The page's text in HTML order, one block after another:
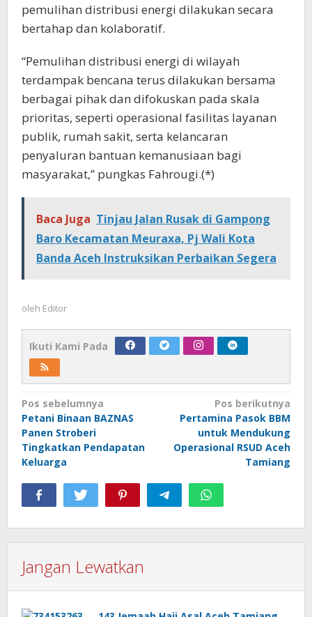
pemulihan distribusi energi dilakukan secara
bertahap dan kolaboratif.
“Pemulihan distribusi energi di wilayah
terdampak bencana terus dilakukan bersama
berbagai pihak dan difokuskan pada skala
prioritas, seperti operasional fasilitas layanan
publik, rumah sakit, serta kelancaran
penyaluran bantuan kemanusiaan bagi
masyarakat,” pungkas Fahrougi.(*)
Baca Juga Tinjau Jalan Rusak di Gampong
Baro Kecamatan Meuraxa, Pj Wali Kota
Banda Aceh Instruksikan Perbaikan Segera
oleh Editor
Ikuti Kami Pada
Navigasi
pos
Pos sebelumnya
Petani Binaan BAZNAS
Panen Stroberi
Tingkatkan Pendapatan
Keluarga
Pos berikutnya
Pertamina Pasok BBM
untuk Mendukung
Operasional RSUD Aceh
Tamiang
Jangan Lewatkan